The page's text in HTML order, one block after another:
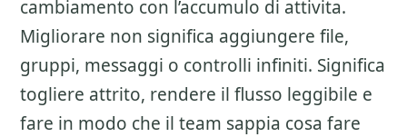
cambiamento con l’accumulo di attivita.
Migliorare non significa aggiungere file,
gruppi, messaggi o controlli infiniti. Significa
togliere attrito, rendere il flusso leggibile e
fare in modo che il team sappia cosa fare